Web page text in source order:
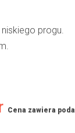
progu.
Cena zawiera